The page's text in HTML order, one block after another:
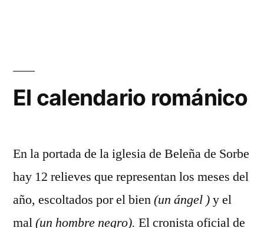
El calendario románico
En la portada de la iglesia de Beleña de Sorbe
hay 12 relieves que representan los meses del
año, escoltados por el bien(un ángel )y el
mal(un hombre negro). El cronista oficial de